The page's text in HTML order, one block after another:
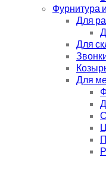
Фурнитура
Для
Для
Для